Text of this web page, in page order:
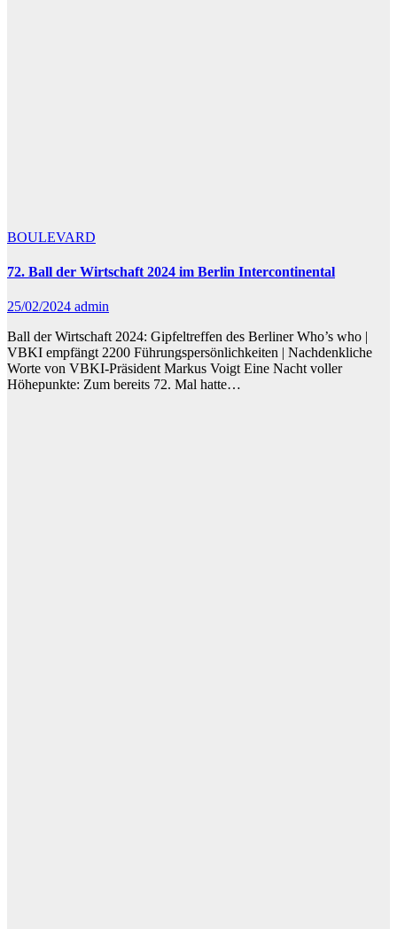
BOULEVARD
72. Ball der Wirtschaft 2024 im Berlin Intercontinental
25/02/2024 admin
Ball der Wirtschaft 2024: Gipfeltreffen des Berliner Who’s who |
VBKI empfängt 2200 Führungspersönlichkeiten | Nachdenkliche
Worte von VBKI-Präsident Markus Voigt Eine Nacht voller
Höhepunkte: Zum bereits 72. Mal hatte…